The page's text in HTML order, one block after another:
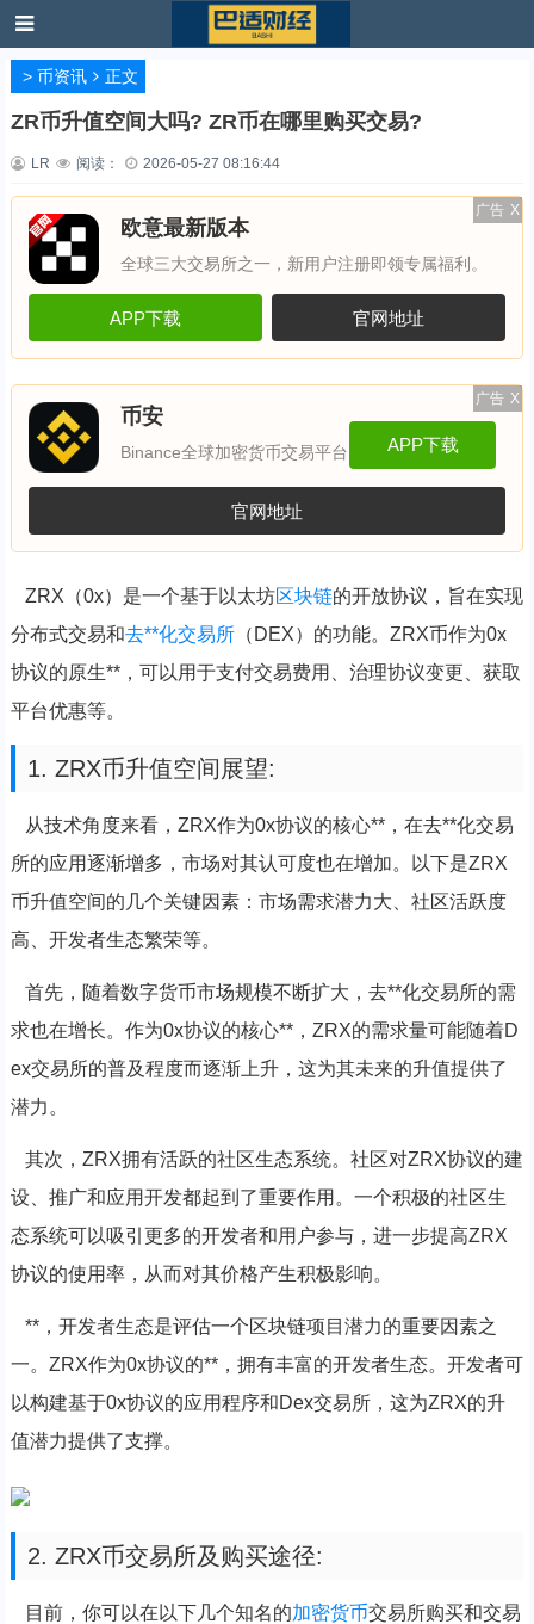
> 币资讯 正文
ZR币升值空间大吗? ZR币在哪里购买交易?
LR 阅读： 2026-05-27 08:16:44
广告 X
欧意最新版本
全球三大交易所之一，新用户注册即领专属福利。
APP下载 官网地址
广告 X
币安
Binance全球加密货币交易平台 APP下载
官网地址
ZRX（0x）是一个基于以太坊区块链的开放协议，旨在实现
分布式交易和去**化交易所（DEX）的功能。ZRX币作为0x
协议的原生**，可以用于支付交易费用、治理协议变更、获取
平台优惠等。
1. ZRX币升值空间展望:
从技术角度来看，ZRX作为0x协议的核心**，在去**化交易
所的应用逐渐增多，市场对其认可度也在增加。以下是ZRX
币升值空间的几个关键因素：市场需求潜力大、社区活跃度
高、开发者生态繁荣等。
首先，随着数字货币市场规模不断扩大，去**化交易所的需
求也在增长。作为0x协议的核心**，ZRX的需求量可能随着D
ex交易所的普及程度而逐渐上升，这为其未来的升值提供了
潜力。
其次，ZRX拥有活跃的社区生态系统。社区对ZRX协议的建
设、推广和应用开发都起到了重要作用。一个积极的社区生
态系统可以吸引更多的开发者和用户参与，进一步提高ZRX
协议的使用率，从而对其价格产生积极影响。
**，开发者生态是评估一个区块链项目潜力的重要因素之
一。ZRX作为0x协议的**，拥有丰富的开发者生态。开发者可
以构建基于0x协议的应用程序和Dex交易所，这为ZRX的升
值潜力提供了支撑。
2. ZRX币交易所及购买途径:
目前，你可以在以下几个知名的加密货币交易所购买和交易